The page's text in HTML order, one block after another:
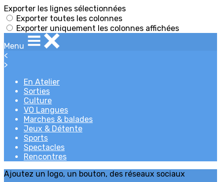
Exporter les lignes sélectionnées
Exporter toutes les colonnes
Exporter uniquement les colonnes affichées
Menu
<
>
En Atelier
Sorties
Culture
VO Langues
Marches & balades
Jeux & Détente
Sports
Spectacles
Rencontres
Ajoutez un logo, un bouton, des réseaux sociaux